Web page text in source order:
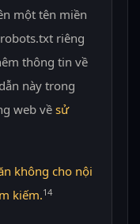
một tên miền
riêng
thông tin về
này trong
web về sử
không cho nội
kiếm.14